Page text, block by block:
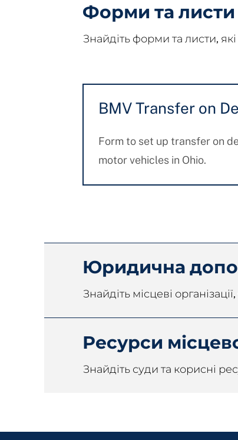
Форми та листи
Знайдіть форми та листи,
BMV Transfer on
Form to set up transfer on
motor vehicles in Ohio.
Юридична
Знайдіть місцеві
Ресурси
Знайдіть суди та корисні